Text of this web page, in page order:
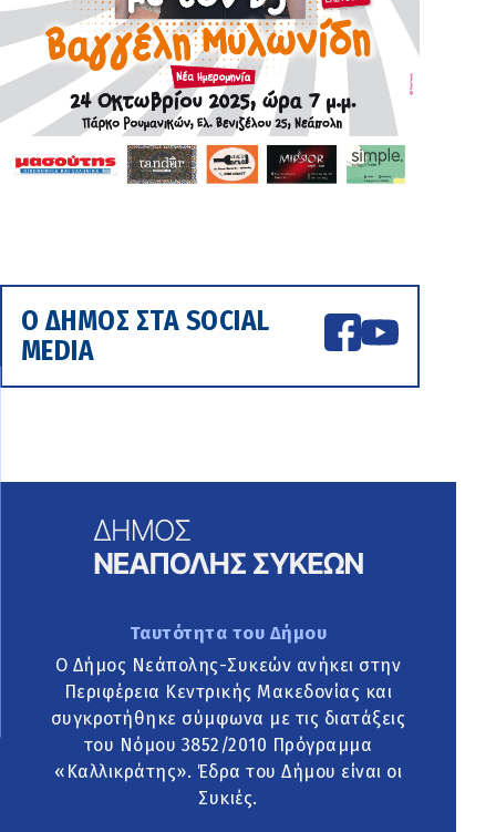
Ο ΔΗΜΟΣ ΣΤΑ SOCIAL
MEDIA
Ταυτότητα του Δήμου
Ο Δήμος Νεάπολης-Συκεών ανήκει στην
Περιφέρεια Κεντρικής Μακεδονίας και
συγκροτήθηκε σύμφωνα με τις διατάξεις
του Νόμου 3852/2010 Πρόγραμμα
«Καλλικράτης». Έδρα του Δήμου είναι οι
Συκιές.